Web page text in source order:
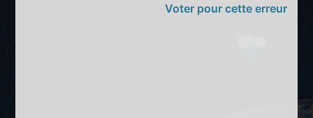
Voter pour cette erreur